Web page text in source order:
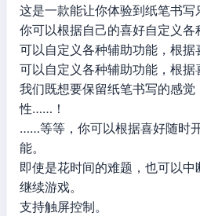
这是一款能让你体验到纸笔书写
你可以根据自己的喜好自定义各
可以自定义各种辅助功能，根据
可以自定义各种辅助功能，根据
我们既想要保留纸笔书写的感
性……！
……等等，你可以根据喜好随时
能。
即使是花时间的难题，也可以
继续游戏。
支持触屏控制。